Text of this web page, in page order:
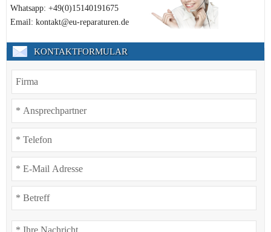
Whatsapp: +49(0)15140191675
Email: kontakt@eu-reparaturen.de
KONTAKTFORMULAR